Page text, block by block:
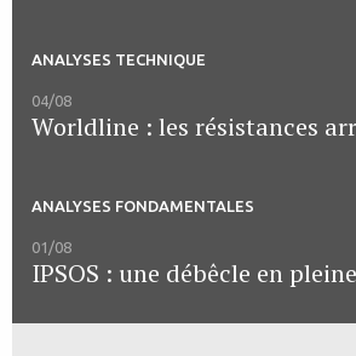
ANALYSES TECHNIQUE
04/08
Worldline : les résistances
ANALYSES FONDAMENTALES
01/08
IPSOS : une débêcle en